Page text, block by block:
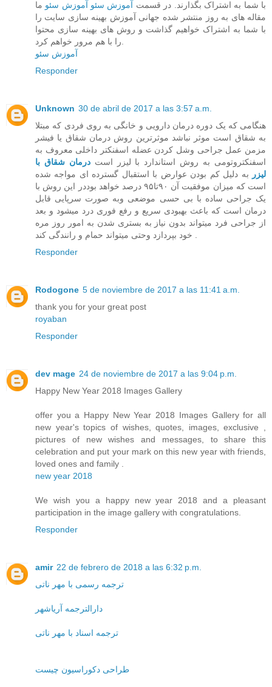
با شما به اشتراک بگذارند. در قسمت آموزش سئو آموزش سئو ما
مقاله های به روز منتشر شده جهانی‌ آموزش بهینه سازی سایت را
با شما به اشتراک خواهیم گذاشت و روش های بهینه سازی محتوا
را با هم مرور خواهم کرد.
آموزش سئو
Responder
Unknown 30 de abril de 2017 a las 3:57 a.m.
هنگامی که یک دوره درمان دارویی و خانگی به روی فردی که مبتلا
به شقاق است موثر نباشد موثرترین روش درمان شقاق یا فیشر
مزمن عمل جراحی وشل کردن عضله اسفنکتر داخلی معروف به
اسفنکتروتومی به روش استاندارد با لیزر استدرمان شقاق با
لیزر
به دلیل کم بودن عوارض با استقبال گسترده ای مواجه شده
است که میزان موفقیت آن ۹۰تا۹۵ درصد خواهد بوددر این روش با
یک جراحی ساده با بی حسی موضعی وبه صورت سرپایی قابل
درمان است که باعث بهبودی سریع و رفع فوری درد میشود و بعد
از جراحی فرد میتواند بدون نیاز به بستری شدن به امور روز مره
خود بپردازد وحتی میتواند حمام و رانندگی کند .
Responder
Rodogone 5 de noviembre de 2017 a las 11:41 a.m.
thank you for your great post
royaban
Responder
dev mage 24 de noviembre de 2017 a las 9:04 p.m.
Happy New Year 2018 Images Gallery
offer you a Happy New Year 2018 Images Gallery for all
new year's topics of wishes, quotes, images, exclusive ,
pictures of new wishes and messages, to share this
celebration and put your mark on this new year with friends,
loved ones and family .
new year 2018
We wish you a happy new year 2018 and a pleasant
participation in the image gallery with congratulations.
Responder
amir 22 de febrero de 2018 a las 6:32 p.m.
ترجمه رسمی با مهر ناتی
دارالترجمه آریاشهر
ترجمه اسناد با مهر ناتی
طراحی دکوراسیون چیست